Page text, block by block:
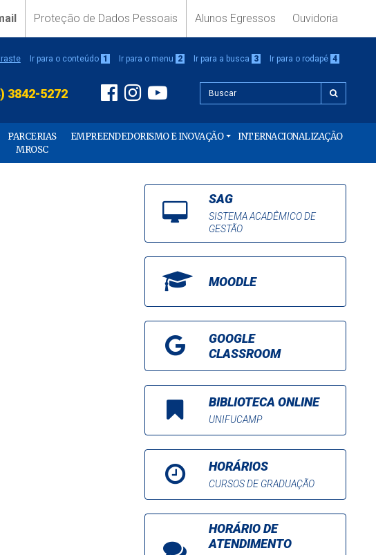
Proteção de Dados Pessoais Alunos Egressos Ouvidoria
Ir para o conteúdo 1 Ir para o menu 2 Ir para a busca 3 Ir para o rodapé 4
3842-5272
PARCERIAS
MROSC
EMPREENDEDORISMO E INOVAÇÃO INTERNACIONALIZAÇÃO
SAG
SISTEMA ACADÊMICO DE
GESTÃO
MOODLE
GOOGLE
CLASSROOM
BIBLIOTECA ONLINE
UNIFUCAMP
HORÁRIOS
CURSOS DE GRADUAÇÃO
HORÁRIO DE
ATENDIMENTO